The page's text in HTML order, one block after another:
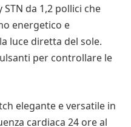
da 1,2 pollici che
energetico e
luce diretta del sole.
per controllare le
elegante e versatile in
cardiaca 24 ore al